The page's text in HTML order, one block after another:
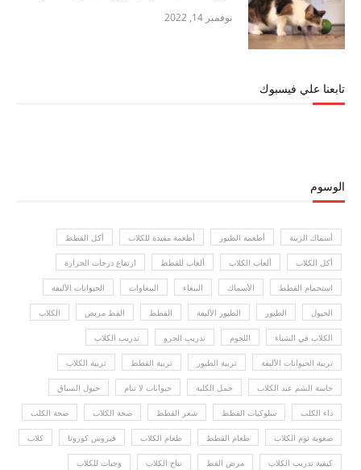
نوفمبر 14, 2022
تابعنا علي فيسبوك
الوسوم
أسماك الزينة أطعمة الطيور أطعمة مفيدة للكلاب أكل القطط
أكل الكلاب ألعاب الكلاب ألعاب للقطط ارتفاع درجات الحرارة
استحمام القطط الأسماك الببغاء الببغاوات الحيوانات الأليفة
الخيول الطيور الطيور الأليفة القطط القط مريض الكلاب
الكلاب في الشتاء اللحوم تدريب الجرو تدريب الكلاب
تربية الحيوانات الأليفة تربية الطيور تربية القطط تربية الكلاب
حاسة الشم عند الكلاب حمل الكلبة حيوانات لا تنام خيول السباق
داء الكلب سلوكيات القطط شعر القطط صحة الكلاب صحة الكلب
صعوبة نوم الكلاب طعام القطط طعام الكلاب فيروس كورونا كلاب
كيفية تدريب الكلاب مرض القط نباح الكلاب وجبات للكلاب